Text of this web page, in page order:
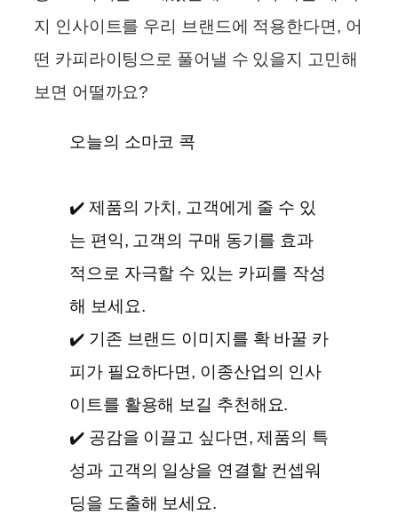
지 인사이트를 우리 브랜드에 적용한다면, 어
떤 카피라이팅으로 풀어낼 수 있을지 고민해
보면 어떨까요?
오늘의 소마코 콕
✔️ 제품의 가치, 고객에게 줄 수 있
는 편익, 고객의 구매 동기를 효과
적으로 자극할 수 있는 카피를 작성
해 보세요.
✔️ 기존 브랜드 이미지를 확 바꿀 카
피가 필요하다면, 이종산업의 인사
이트를 활용해 보길 추천해요.
✔️ 공감을 이끌고 싶다면, 제품의 특
성과 고객의 일상을 연결할 컨셉워
딩을 도출해 보세요.